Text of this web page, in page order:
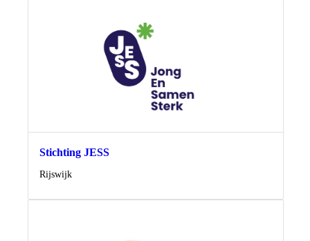
Stichting JESS
Locatie
Rijswijk